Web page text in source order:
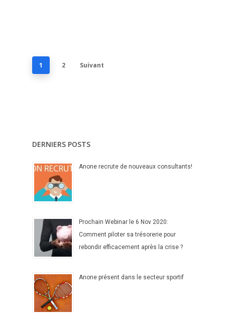
1 2 Suivant
DERNIERS POSTS
Anone recrute de nouveaux consultants!
Prochain Webinar le 6 Nov 2020:
Comment piloter sa trésorerie pour
rebondir efficacement après la crise ?
Anone présent dans le secteur sportif